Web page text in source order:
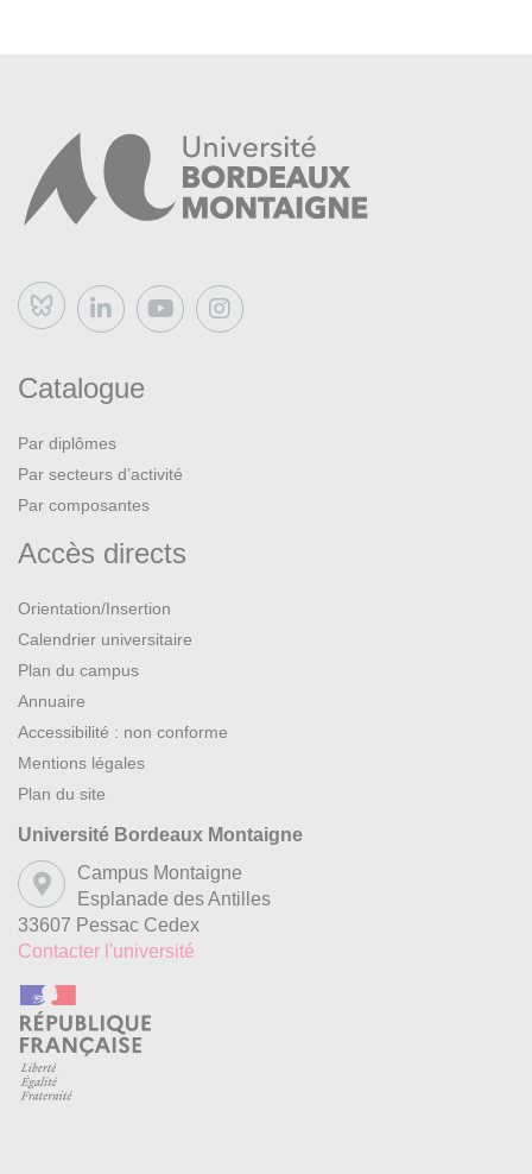
Bluesky
Catalogue
Par diplômes
Par secteurs d’activité
Par composantes
Accès directs
Orientation/Insertion
Calendrier universitaire
Plan du campus
Annuaire
Accessibilité : non conforme
Mentions légales
Plan du site
Université Bordeaux Montaigne
Campus Montaigne
Esplanade des Antilles
33607 Pessac Cedex
Contacter l'université